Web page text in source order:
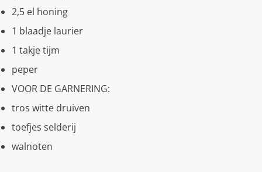
2,5 el honing
1 blaadje laurier
1 takje tijm
peper
VOOR DE GARNERING:
tros witte druiven
toefjes selderij
walnoten